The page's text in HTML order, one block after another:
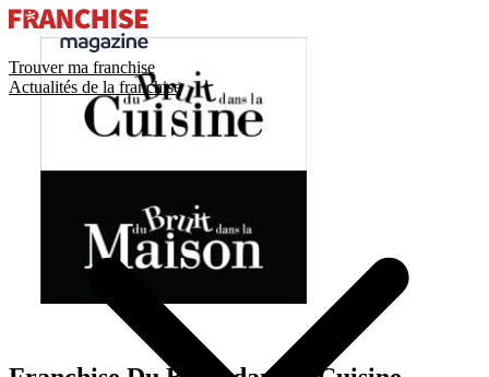
Trouver ma franchise
Actualités de la franchise